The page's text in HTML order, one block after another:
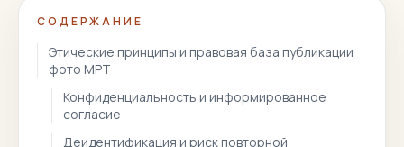
СОДЕРЖАНИЕ
Этические принципы и правовая база публикации
фото МРТ
Конфиденциальность и информированное
согласие
Деидентификация и риск повторной